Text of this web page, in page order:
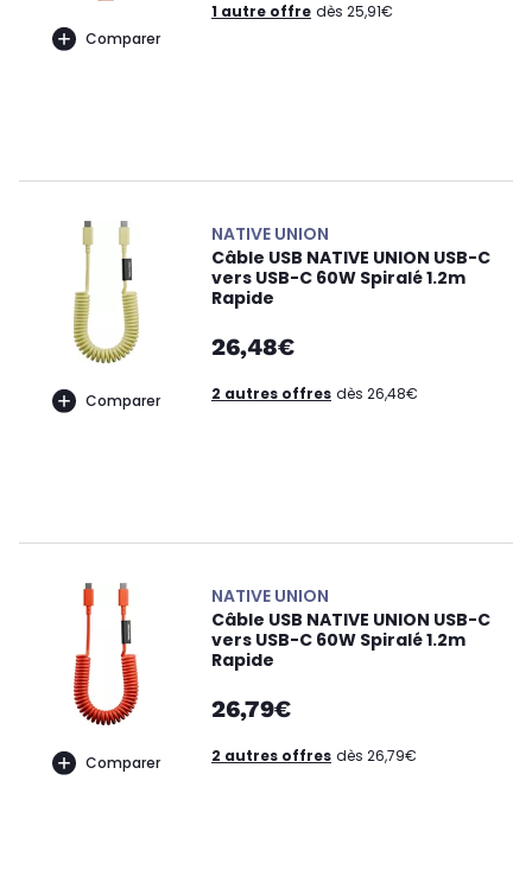
Comparer
1 autre offre dès 25,91€
Comparer
NATIVE UNION
Câble USB NATIVE UNION USB-C
vers USB-C 60W Spiralé 1.2m
Rapide
26,48€
2 autres offres dès 26,48€
Comparer
NATIVE UNION
Câble USB NATIVE UNION USB-C
vers USB-C 60W Spiralé 1.2m
Rapide
26,79€
2 autres offres dès 26,79€